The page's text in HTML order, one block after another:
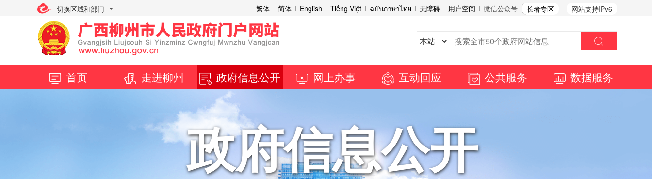
切换区域和部门 网站支持IPv6
繁体 简体 English Tiếng Việt ฉบับภาษาไทย 无障碍 用户空间 微信公众号 长者专区
首页 走进柳州 政府信息公开 网上办事 互动回应 公共服务 数据服务
政府信息公开